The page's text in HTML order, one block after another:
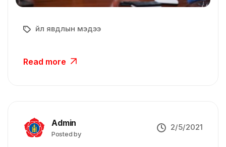
Үйл явдлын мэдээ
Read more
Admin
Posted by
2/5/2021